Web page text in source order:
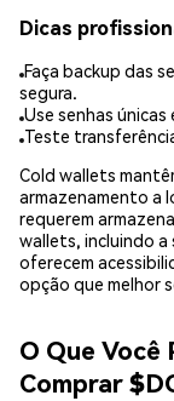
Dicas
Faça backup das
segura.
Use senhas
Teste
Cold wallets
armazenamento a
requerem
wallets, incluindo a
oferecem
opção que melhor
O Que Você
Comprar